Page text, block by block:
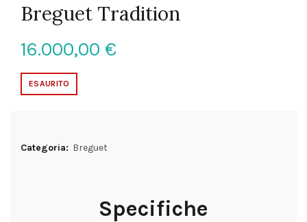
Breguet Tradition
16.000,00 €
ESAURITO
Categoria: Breguet
Specifiche